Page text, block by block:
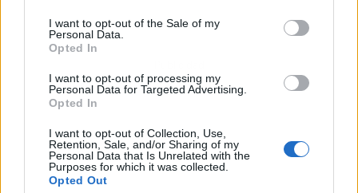
I want to opt-out of the Sale of my
Personal Data.
Opted In
I want to opt-out of processing my
Personal Data for Targeted Advertising.
Opted In
I want to opt-out of Collection, Use,
Retention, Sale, and/or Sharing of my
Personal Data that Is Unrelated with the
Purposes for which it was collected.
Opted Out